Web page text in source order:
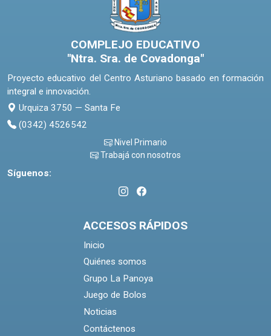
COMPLEJO EDUCATIVO
"Ntra. Sra. de Covadonga"
Proyecto educativo del Centro Asturiano basado en formación
integral e innovación.
Urquiza 3750 — Santa Fe
(0342) 4526542
Nivel Primario
Trabajá con nosotros
Síguenos:
ACCESOS RÁPIDOS
Inicio
Quiénes somos
Grupo La Panoya
Juego de Bolos
Noticias
Contáctenos